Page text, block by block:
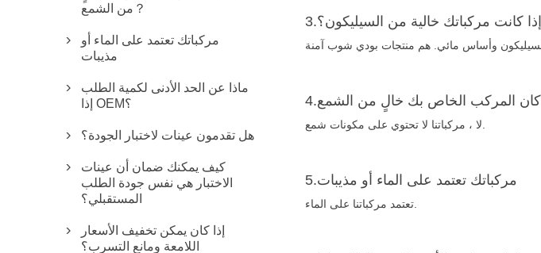
3.إذا كانت مركباتك خالية من السيليكون؟
5.مركباتك تعتمد على الماء أو مذيبات
من الشمع？

مركباتك تعتمد على الماء أو
مذيبات

ماذا عن الحد الأدنى لكمية الطلب
إذا OEM؟
 هل تقدمون عينات لاختبار الجودة؟

كيف يمكنك ضمان أن عينات
الاختبار هي نفس جودة الطلب
المستقبلي؟

إذا كان يمكن تخفيف الأسعار
اللامعة ومانع التسرب؟